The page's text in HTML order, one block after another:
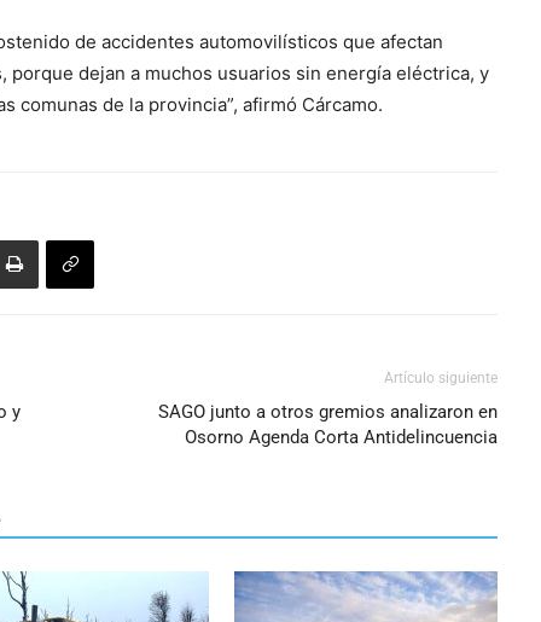
de accidentes automovilísticos que afectan
dejan a muchos usuarios sin energía eléctrica, y
comunas de la provincia”, afirmó Cárcamo.
y
Artículo siguiente
SAGO junto a otros gremios analizaron en
Osorno Agenda Corta Antidelincuencia